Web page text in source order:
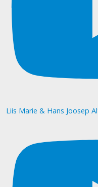
Liis Marie & Hans Joosep